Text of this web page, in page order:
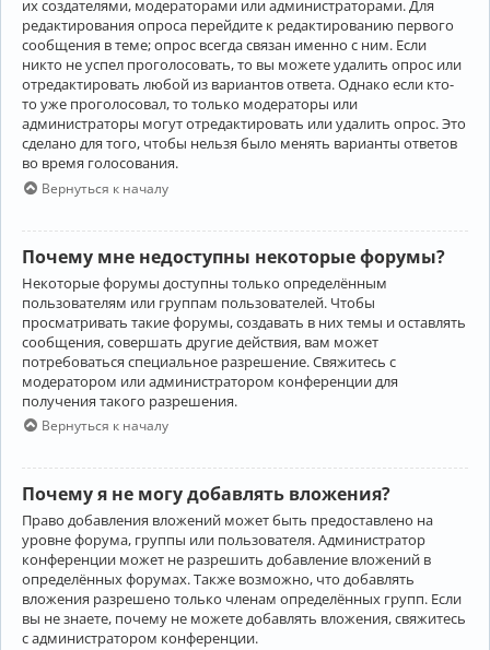
их создателями, модераторами или администраторами. Для
редактирования опроса перейдите к редактированию первого
сообщения в теме; опрос всегда связан именно с ним. Если
никто не успел проголосовать, то вы можете удалить опрос или
отредактировать любой из вариантов ответа. Однако если кто-
то уже проголосовал, то только модераторы или
администраторы могут отредактировать или удалить опрос. Это
сделано для того, чтобы нельзя было менять варианты ответов
во время голосования.
Вернуться к началу
Почему мне недоступны некоторые форумы?
Некоторые форумы доступны только определённым
пользователям или группам пользователей. Чтобы
просматривать такие форумы, создавать в них темы и оставлять
сообщения, совершать другие действия, вам может
потребоваться специальное разрешение. Свяжитесь с
модератором или администратором конференции для
получения такого разрешения.
Вернуться к началу
Почему я не могу добавлять вложения?
Право добавления вложений может быть предоставлено на
уровне форума, группы или пользователя. Администратор
конференции может не разрешить добавление вложений в
определённых форумах. Также возможно, что добавлять
вложения разрешено только членам определённых групп. Если
вы не знаете, почему не можете добавлять вложения, свяжитесь
с администратором конференции.